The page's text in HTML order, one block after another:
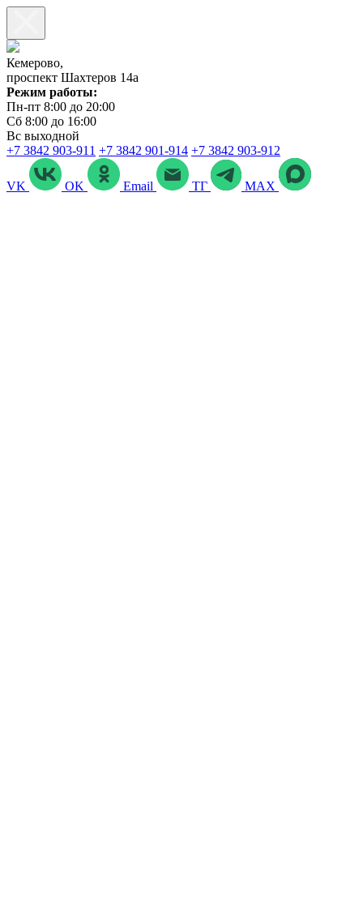
Кемерово,
проспект Шахтеров 14а
Режим работы:
Пн-пт 8:00 до 20:00
Сб 8:00 до 16:00
Вс выходной
+7 3842 903‑911 +7 3842 901‑914 +7 3842 903-912
VK OK Email ТГ MAX